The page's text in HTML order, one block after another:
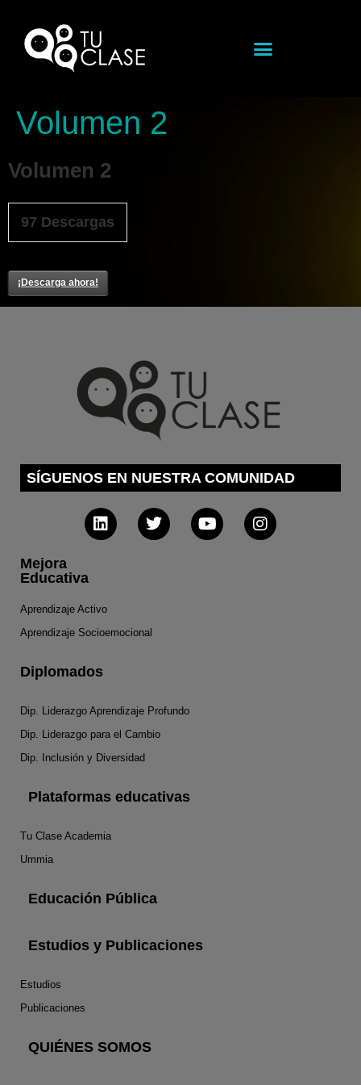
Volumen 2
Volumen 2
97 Descargas
¡Descarga ahora!
SÍGUENOS EN NUESTRA COMUNIDAD
Mejora
Educativa
Aprendizaje Activo
Aprendizaje Socioemocional
Diplomados
Dip. Liderazgo Aprendizaje Profundo
Dip. Liderazgo para el Cambio
Dip. Inclusión y Diversidad
Plataformas educativas
Tu Clase Academia
Ummia
Educación Pública
Estudios y Publicaciones
Estudios
Publicaciones
QUIÉNES SOMOS